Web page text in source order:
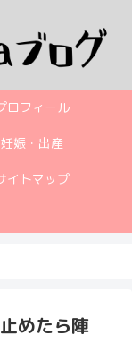
ロフィール
妊娠・出産
イトマップ
めたら陣